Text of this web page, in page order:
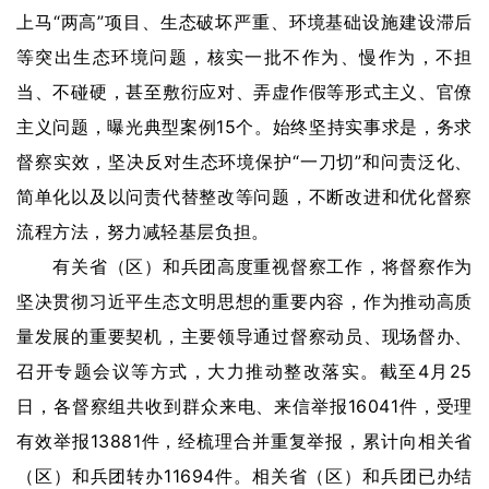
上马“两高”项目、生态破坏严重、环境基础设施建设滞后
等突出生态环境问题，核实一批不作为、慢作为，不担
当、不碰硬，甚至敷衍应对、弄虚作假等形式主义、官僚
主义问题，曝光典型案例15个。始终坚持实事求是，务求
督察实效，坚决反对生态环境保护“一刀切”和问责泛化、
简单化以及以问责代替整改等问题，不断改进和优化督察
流程方法，努力减轻基层负担。
有关省（区）和兵团高度重视督察工作，将督察作为
坚决贯彻习近平生态文明思想的重要内容，作为推动高质
量发展的重要契机，主要领导通过督察动员、现场督办、
召开专题会议等方式，大力推动整改落实。截至4月25
日，各督察组共收到群众来电、来信举报16041件，受理
有效举报13881件，经梳理合并重复举报，累计向相关省
（区）和兵团转办11694件。相关省（区）和兵团已办结